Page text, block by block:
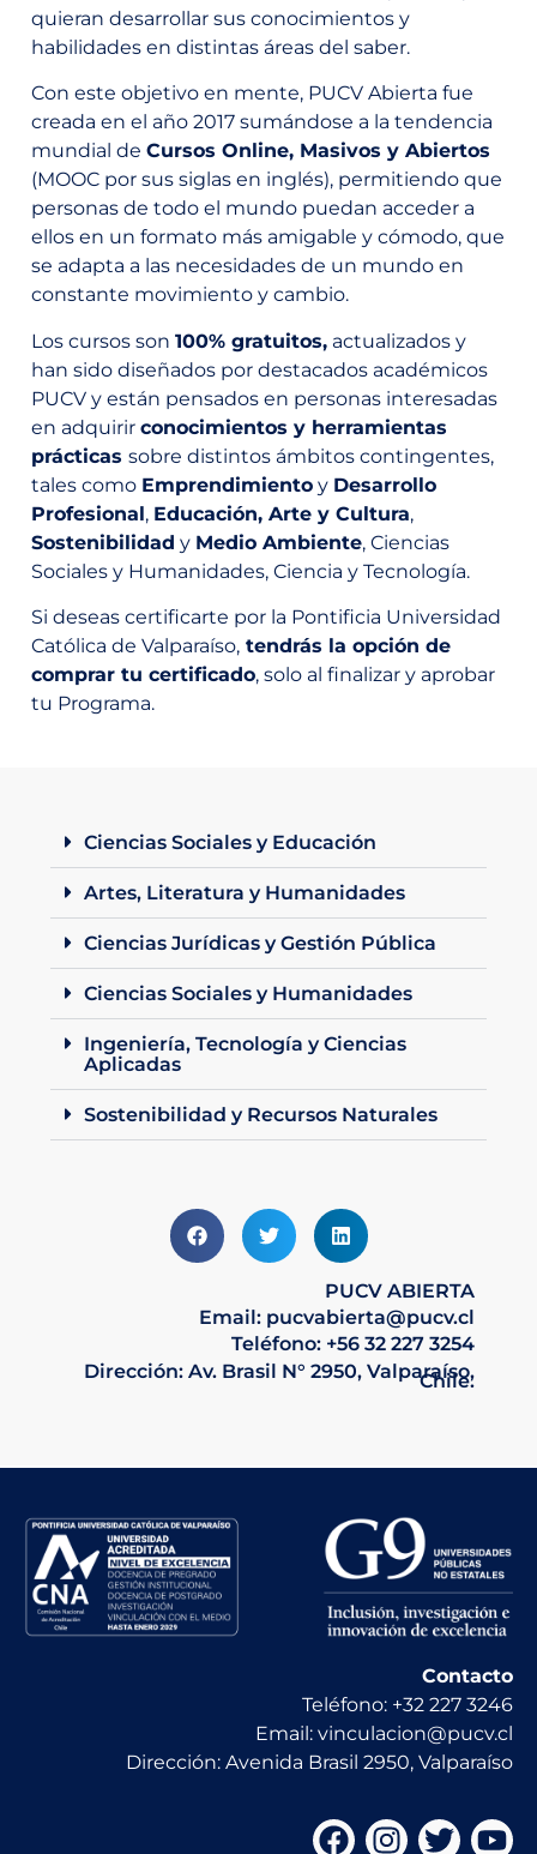
quieran desarrollar sus conocimientos y
habilidades en distintas áreas del saber.
Con este objetivo en mente, PUCV Abierta fue
creada en el año 2017 sumándose a la tendencia
mundial de Cursos Online, Masivos y Abiertos
(MOOC por sus siglas en inglés), permitiendo que
personas de todo el mundo puedan acceder a
ellos en un formato más amigable y cómodo, que
se adapta a las necesidades de un mundo en
constante movimiento y cambio.
Los cursos son 100% gratuitos, actualizados y
han sido diseñados por destacados académicos
PUCV y están pensados en personas interesadas
en adquirir conocimientos y herramientas
prácticas sobre distintos ámbitos contingentes,
tales como Emprendimiento y Desarrollo
Profesional, Educación, Arte y Cultura,
Sostenibilidad y Medio Ambiente, Ciencias
Sociales y Humanidades, Ciencia y Tecnología.
Si deseas certificarte por la Pontificia Universidad
Católica de Valparaíso, tendrás la opción de
comprar tu certificado, solo al finalizar y aprobar
tu Programa.
Ciencias Sociales y Educación
Artes, Literatura y Humanidades
Ciencias Jurídicas y Gestión Pública
Ciencias Sociales y Humanidades
Ingeniería, Tecnología y Ciencias
Aplicadas
Sostenibilidad y Recursos Naturales
PUCV ABIERTA
Email: pucvabierta@pucv.cl
Teléfono: +56 32 227 3254
Dirección: Av. Brasil N° 2950, Valparaíso,
Chile.
Contacto
Teléfono: +32 227 3246
Email: vinculacion@pucv.cl
Dirección: Avenida Brasil 2950, Valparaíso